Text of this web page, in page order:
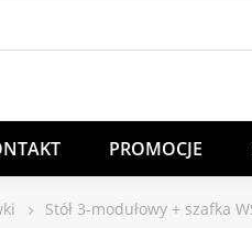
PROMOCJE
Stół 3-modułowy + szafka